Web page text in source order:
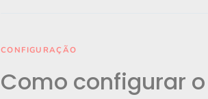
CONFIGURAÇÃO
Como configurar